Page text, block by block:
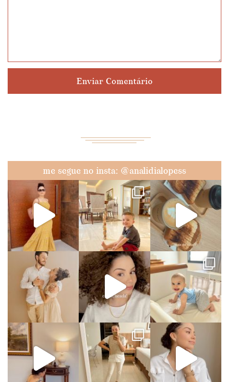
me segue no insta: @analidialopess